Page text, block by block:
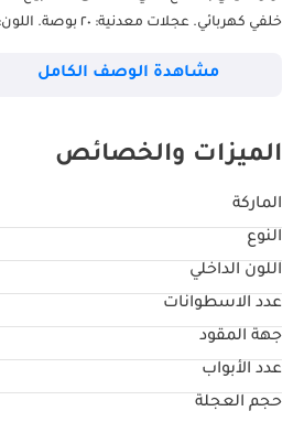
مشاهدة الوصف الكامل
الميزات والخصائص
الماركة
النوع
اللون الداخلي
عدد الاسطوانات
جهة المقود
عدد الأبواب
حجم العجلة